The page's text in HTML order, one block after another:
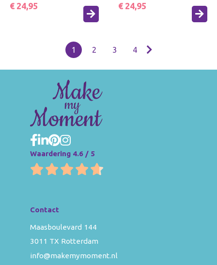
€ 24,95
€ 24,95
1 2 3 4
Waardering 4.6 / 5
Contact
Maasboulevard 144
3011 TX Rotterdam
info@makemymoment.nl